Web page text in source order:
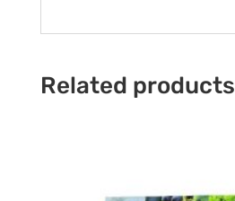
Related products